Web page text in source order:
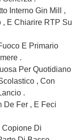
Interno Gin Mill ,
, E Chiarire RTP Su
E Primario
.
Per Quotidiano
, Con
.
De Fer , E Feci
Copione Di